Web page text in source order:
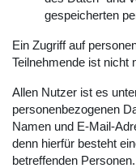
gespeicherten
Ein Zugriff auf
Teilnehmende ist nicht
Allen Nutzer ist es
personenbezogenen
Namen und E-Mail-
denn hierfür besteht
betreffenden Personen.